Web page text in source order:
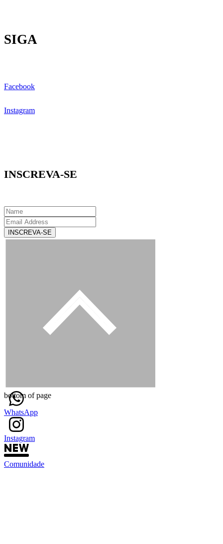
SIGA
Facebook
Instagram
INSCREVA-SE
INSCREVA-SE
WhatsApp
Instagram
Comunidade
bottom of page